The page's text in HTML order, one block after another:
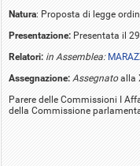
Natura: Proposta di legge
Presentazione: Presentata il
Relatori: in Assemblea:
Assegnazione: Assegnatoalla
Parere delle Commissioni I
della Commissione